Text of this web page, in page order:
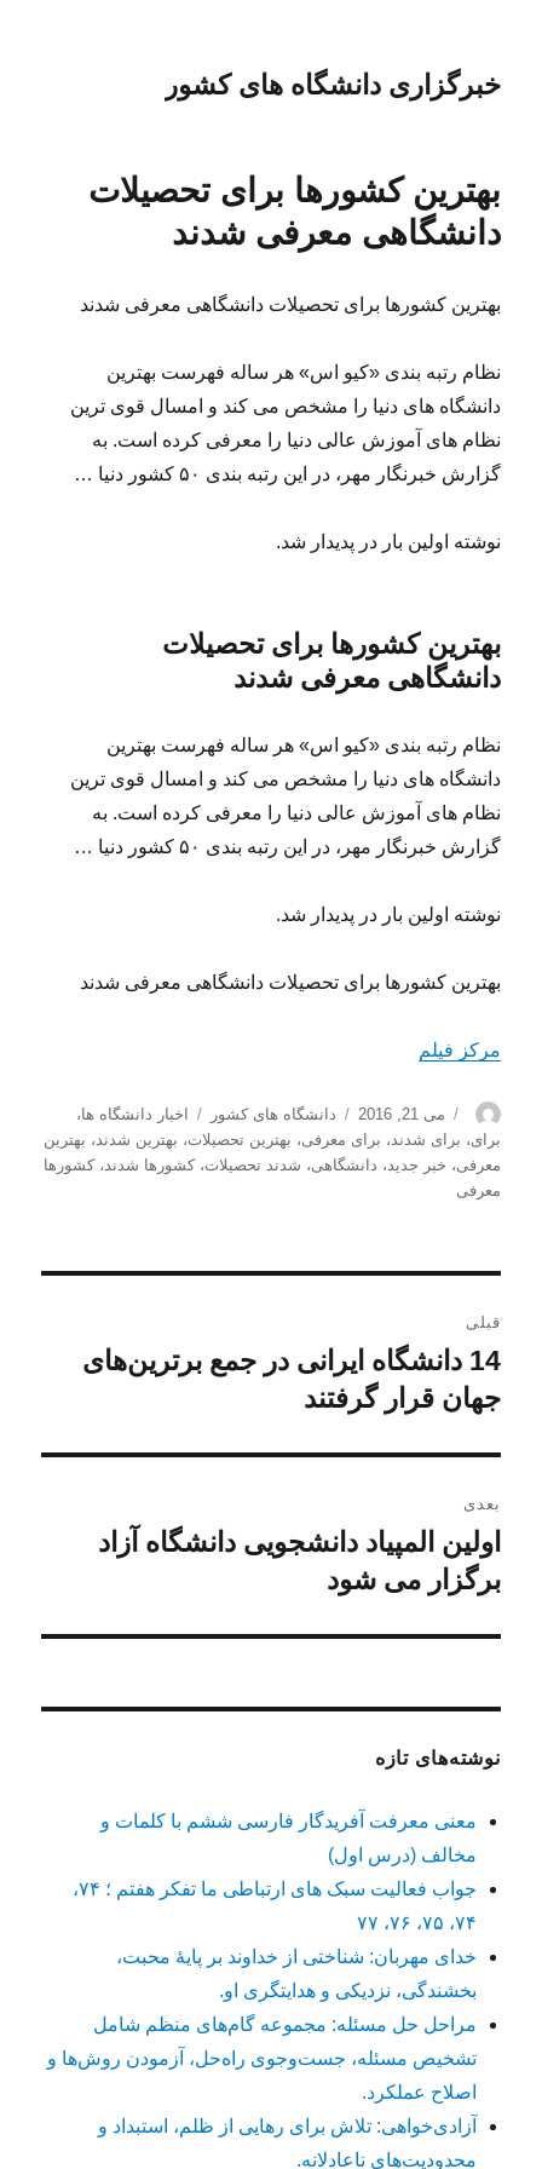
خبرگزاری دانشگاه های کشور
بهترین کشورها برای تحصیلات
دانشگاهی معرفی شدند
بهترین کشورها برای تحصیلات دانشگاهی معرفی شدند
نظام رتبه بندی «کیو اس» هر ساله فهرست بهترین
دانشگاه های دنیا را مشخص می کند و امسال قوی ترین
نظام های آموزش عالی دنیا را معرفی کرده است. به
گزارش خبرنگار مهر، در این رتبه بندی ۵۰ کشور دنیا …
نوشته اولین بار در پدیدار شد.
بهترین کشورها برای تحصیلات
دانشگاهی معرفی شدند
نظام رتبه بندی «کیو اس» هر ساله فهرست بهترین
دانشگاه های دنیا را مشخص می کند و امسال قوی ترین
نظام های آموزش عالی دنیا را معرفی کرده است. به
گزارش خبرنگار مهر، در این رتبه بندی ۵۰ کشور دنیا …
نوشته اولین بار در پدیدار شد.
بهترین کشورها برای تحصیلات دانشگاهی معرفی شدند
مرکز فیلم
نویسنده
ارسال
شده
در
می 21, 2016 دسته‌ها
دانشگاه های کشور برچسب‌ها
اخبار دانشگاه ها،
برای، برای شدند، برای معرفی، بهترین تحصیلات، بهترین شدند، بهترین
معرفی، خبر جدید، دانشگاهی، شدند تحصیلات،کشورها شدند،کشورها
معرفی
نوشته
قبلی
نوشته
قبلی:
14 دانشگاه ایرانی در جمع برترین‌های
جهان قرار گرفتند
بعدی
نوشته
بعدی:
اولین المپیاد دانشجویی دانشگاه آزاد
برگزار می شود
نوشته‌های تازه
معنی معرفت آفریدگار فارسی ششم با کلمات و
مخالف (درس اول)
جواب فعالیت سبک های ارتباطی ما تفکر هفتم ؛ ۷۴،
۷۴، ۷۵، ۷۶، ۷۷
خدای مهربان: شناختی از خداوند بر پایهٔ محبت،
بخشندگی، نزدیکی و هدایتگری او.
مراحل حل مسئله: مجموعه گام‌های منظم شامل
تشخیص مسئله، جست‌وجوی راه‌حل، آزمودن روش‌ها و
اصلاح عملکرد.
آزادی‌خواهی: تلاش برای رهایی از ظلم، استبداد و
محدودیت‌های ناعادلانه.